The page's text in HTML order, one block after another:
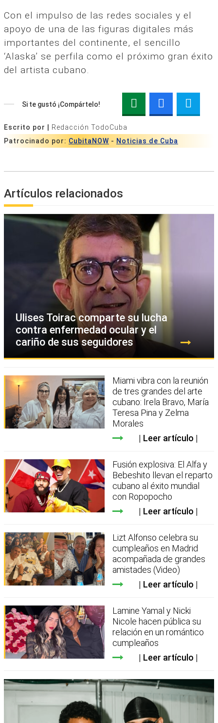
Con el impulso de las redes sociales y el
apoyo de una de las figuras digitales más
importantes del continente, el sencillo
‘Alaska’ se perfila como el próximo gran éxito
del artista cubano.
Si te gustó ¡Compártelo!
Escrito por |
Redacción TodoCuba
Patrocinado por: CubitaNOW - Noticias de Cuba
Artículos relacionados
Ulises Toirac comparte su lucha
contra enfermedad ocular y el
cariño de sus seguidores
Miami vibra con la reunión
de tres grandes del arte
cubano: Irela Bravo, María
Teresa Pina y Zelma
Morales
Leer artículo
Fusión explosiva: El Alfa y
Bebeshito llevan el reparto
cubano al éxito mundial
con Ropopocho
Leer artículo
Lizt Alfonso celebra su
cumpleaños en Madrid
acompañada de grandes
amistades (Video)
Leer artículo
Lamine Yamal y Nicki
Nicole hacen pública su
relación en un romántico
cumpleaños
Leer artículo